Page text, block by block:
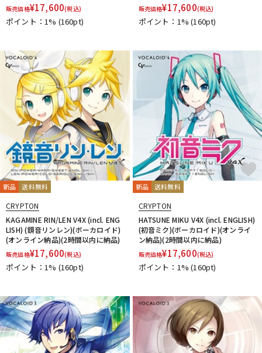
販売価格¥17,600(税込)
ポイント：1% (160pt)
販売価格¥17,600(税込)
ポイント：1%(160pt)
新品 送料無料
CRYPTON
KAGAMINE RIN/LEN V4X (incl. ENG
LISH) (鏡音リンレン)(ボーカロイド)
(オンライン納品)(2時間以内に納品)
販売価格¥17,600(税込)
ポイント：1% (160pt)
新品 送料無料
CRYPTON
HATSUNE MIKU V4X (incl. ENGLISH)
(初音ミク)(ボーカロイド)(オンライ
ン納品)(2時間以内に納品)
販売価格¥17,600(税込)
ポイント：1%(160pt)